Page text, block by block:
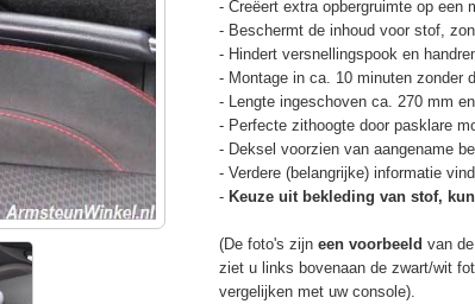
- Creëert extra opbergruimte op een
- Beschermt de inhoud voor stof,
- Hindert versnellingspook en
- Montage in ca. 10 minuten zonder
- Lengte ingeschoven ca. 270 mm
- Perfecte zithoogte door pasklare
- Deksel voorzien van aangename
- Verdere (belangrijke) informatie
- Keuze uit bekleding van stof,
(De foto's zijn een voorbeeld van
ziet u links bovenaan de zwart/wit
vergelijken met uw console).